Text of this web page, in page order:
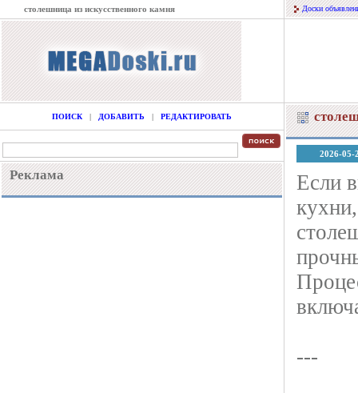
столешница из искусственного камня Доски
ПОИСК | ДОБАВИТЬ | РЕДАКТИРОВАТЬ
Реклама
2026-05-
Если
---